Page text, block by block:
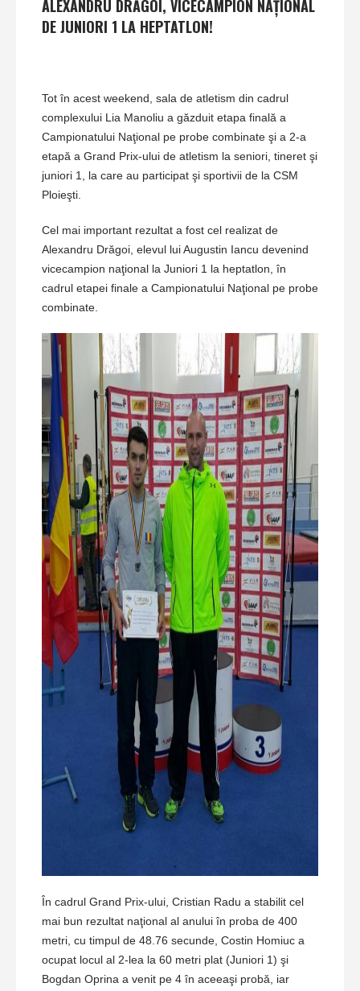
ALEXANDRU DRĂGOI, VICECAMPION NAŢIONAL
DE JUNIORI 1 LA HEPTATLON!
Tot în acest weekend, sala de atletism din cadrul
complexului Lia Manoliu a găzduit etapa finală a
Campionatului Naţional pe probe combinate şi a 2-a
etapă a Grand Prix-ului de atletism la seniori, tineret şi
juniori 1, la care au participat şi sportivii de la CSM
Ploieşti.
Cel mai important rezultat a fost cel realizat de
Alexandru Drăgoi, elevul lui Augustin Iancu devenind
vicecampion naţional la Juniori 1 la heptatlon, în
cadrul etapei finale a Campionatului Naţional pe probe
combinate.
În cadrul Grand Prix-ului, Cristian Radu a stabilit cel
mai bun rezultat naţional al anului în proba de 400
metri, cu timpul de 48.76 secunde, Costin Homiuc a
ocupat locul al 2-lea la 60 metri plat (Juniori 1) şi
Bogdan Oprina a venit pe 4 în aceeaşi probă, iar